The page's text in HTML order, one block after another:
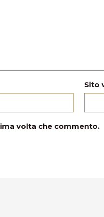
Sito
volta che commento.